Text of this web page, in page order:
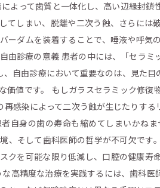
よって歯質と一体化し、高い辺縁封鎖
てしまい、脱離や二次う蝕、さらには
ーダムを装着することで、唾液や呼気
診療の意義 患者の中には、「セラミ
自由診療において重要なのは、見た
値です。 もしガラスセラミック修復
感染によって二次う蝕が生じたりす
自身の歯の寿命も縮めてしまいかねま
、そして歯科医師の哲学が不可欠です
クを可能な限り低減し、口腔の健康寿
高精度な治療を実践するには、歯科